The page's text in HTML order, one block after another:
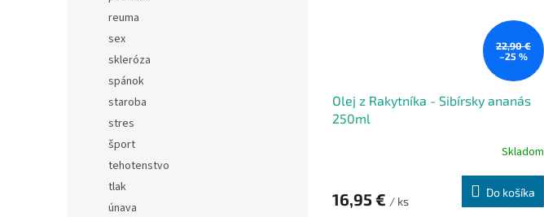
reuma
sex
skleróza
spánok
staroba
stres
šport
tehotenstvo
tlak
únava
22,90 €
–25 %
Olej z Rakytníka - Sibírsky ananás
250ml
Skladom
16,95 € / ks
Do košíka